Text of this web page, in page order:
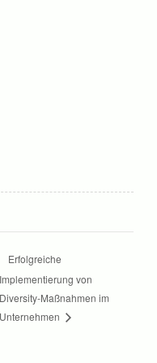
Erfolgreiche
Implementierung von
Diversity-Maßnahmen im
Unternehmen